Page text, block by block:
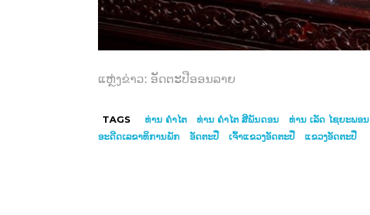
ແຫຼ່ງຂ່າວ: ອັດຕະປືອອນລາຍ
TAGS ທ່ານ ຄຳໄຕ ທ່ານ ຄຳໄຕ ສີພັນດອນ ທ່ານ ເລັດ ໄຊຍະພອນ
ອະດີດເລຂາທິການພັກ
ອັດຕະປື ເຈົ້າແຂວງອັດຕະປື ແຂວງ​ອັດ​ຕະ​ປື